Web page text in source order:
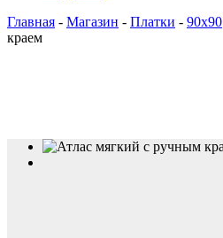
Главная - Магазин - Платки - 90x90
краем